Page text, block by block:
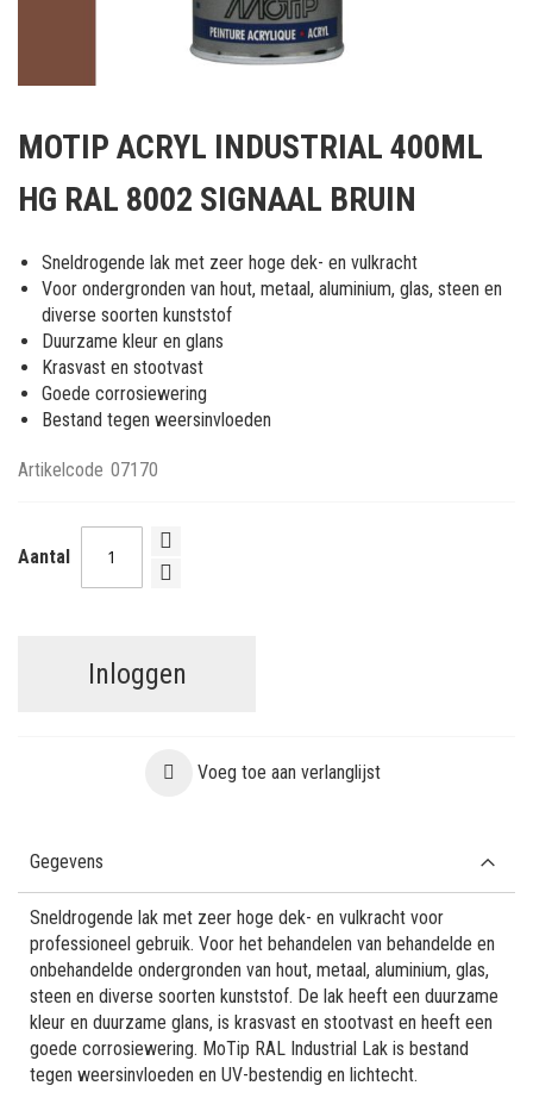
het
van
afbeeldingen-
gallerij
MOTIP ACRYL INDUSTRIAL 400ML
HG RAL 8002 SIGNAAL BRUIN
Sneldrogende lak met zeer hoge dek- en vulkracht
Voor ondergronden van hout, metaal, aluminium, glas, steen en
diverse soorten kunststof
Duurzame kleur en glans
Krasvast en stootvast
Goede corrosiewering
Bestand tegen weersinvloeden
Artikelcode 07170
Aantal
Inloggen
Voeg toe aan verlanglijst
Gegevens
Sneldrogende lak met zeer hoge dek- en vulkracht voor
professioneel gebruik. Voor het behandelen van behandelde en
onbehandelde ondergronden van hout, metaal, aluminium, glas,
steen en diverse soorten kunststof. De lak heeft een duurzame
kleur en duurzame glans, is krasvast en stootvast en heeft een
goede corrosiewering. MoTip RAL Industrial Lak is bestand
tegen weersinvloeden en UV-bestendig en lichtecht.